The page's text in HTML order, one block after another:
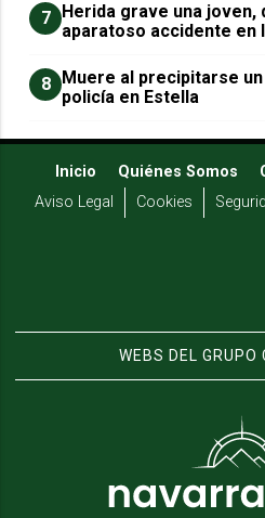
7 Herida grave una joven,
aparatoso accidente en
8 Muere al precipitarse
policía en Estella
Inicio Quiénes Somos
Aviso Legal
Cookies
WEBS DEL GRUPO